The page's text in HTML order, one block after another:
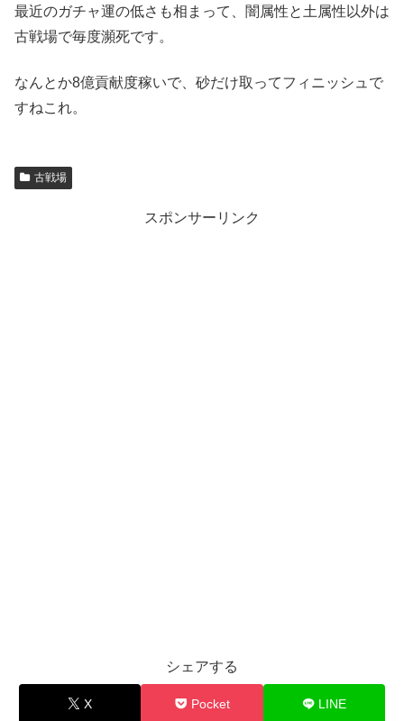
最近のガチャ運の低さも相まって、闇属性と土属性以外は
古戦場で毎度瀕死です。
なんとか8億貢献度稼いで、砂だけ取ってフィニッシュで
すねこれ。
古戦場
スポンサーリンク
シェアする
X Pocket LINE